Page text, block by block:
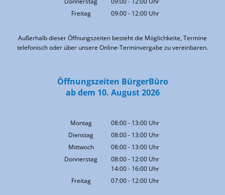
Von 09:00 bis 12:00 Uhr
Freitag 09:00- 12:00 Uhr
Außerhalb dieser Öffnungszeiten besteht die Möglichkeite, Termine
telefonisch oder über unsere Online-Terminvergabe zu vereinbaren.
Öffnungszeiten BürgerBüro
ab dem 10. August 2026
Montag 08:00- 13:00 Uhr
Von 08:00 bis 13:00 Uhr
Dienstag 08:00- 13:00 Uhr
Von 08:00 bis 13:00 Uhr
Mittwoch 08:00- 13:00 Uhr
Von 08:00 bis 13:00 Uhr
Donnerstag 08:00- 12:00 Uhr
Von 08:00 bis 12:00 Uhr
14:00- 16:00 Uhr
Von 14:00 bis 16:00 Uhr
Freitag 07:00- 12:00 Uhr